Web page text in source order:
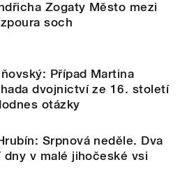
Zogaty Město mezi
soch
Případ Martina
dvojnictví ze 16. století
otázky
Srpnová neděle. Dva
dny v malé jihočeské vsi